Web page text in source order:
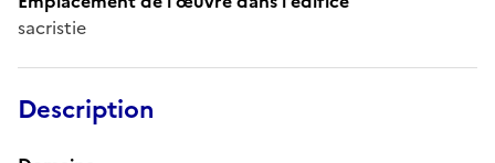
sacristie
Description